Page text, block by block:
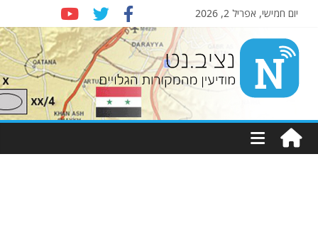
יום חמישי, אפריל 2, 2026
Nziv.net
מודיעין
מהמקורות